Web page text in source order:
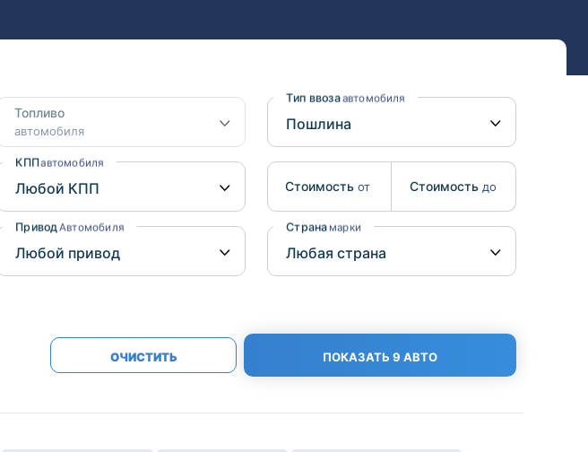
Lexus
Audi
Nissan
Mitsubishi
Isuzu
Hino
Топливо
автомобиля
КППавтомобиля
Привод Автомобиля
Тип ввозаавтомобиля
Стоимость от Стоимость до
Страна марки
ОЧИСТИТЬ ПОКАЗАТЬ 9 АВТО